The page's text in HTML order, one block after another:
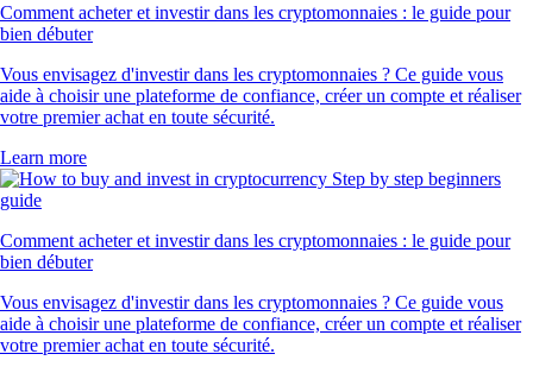
Comment acheter et investir dans les cryptomonnaies : le guide pour
bien débuter
Vous envisagez d'investir dans les cryptomonnaies ? Ce guide vous
aide à choisir une plateforme de confiance, créer un compte et réaliser
votre premier achat en toute sécurité.
Learn more
Comment acheter et investir dans les cryptomonnaies : le guide pour
bien débuter
Vous envisagez d'investir dans les cryptomonnaies ? Ce guide vous
aide à choisir une plateforme de confiance, créer un compte et réaliser
votre premier achat en toute sécurité.